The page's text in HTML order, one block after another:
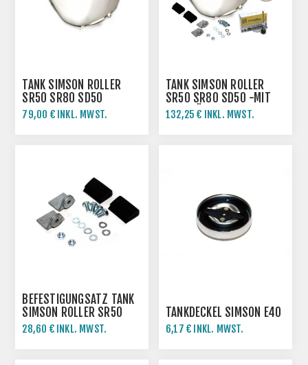
TANK SIMSON ROLLER
SR50 SR80 SD50
79,00 € INKL. MWST.
TANK SIMSON ROLLER
SR50 SR80 SD50 -MIT
ZUBEHÖR
132,25 € INKL. MWST.
BEFESTIGUNGSATZ TANK
SIMSON ROLLER SR50
SR80 SD50
28,60 € INKL. MWST.
TANKDECKEL SIMSON E40
6,17 € INKL. MWST.